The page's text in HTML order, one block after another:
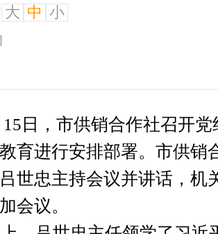
大 中 小
日，市供销合作社召开
育进行安排部署。市供销
世忠主持会议并讲话，机
会议。